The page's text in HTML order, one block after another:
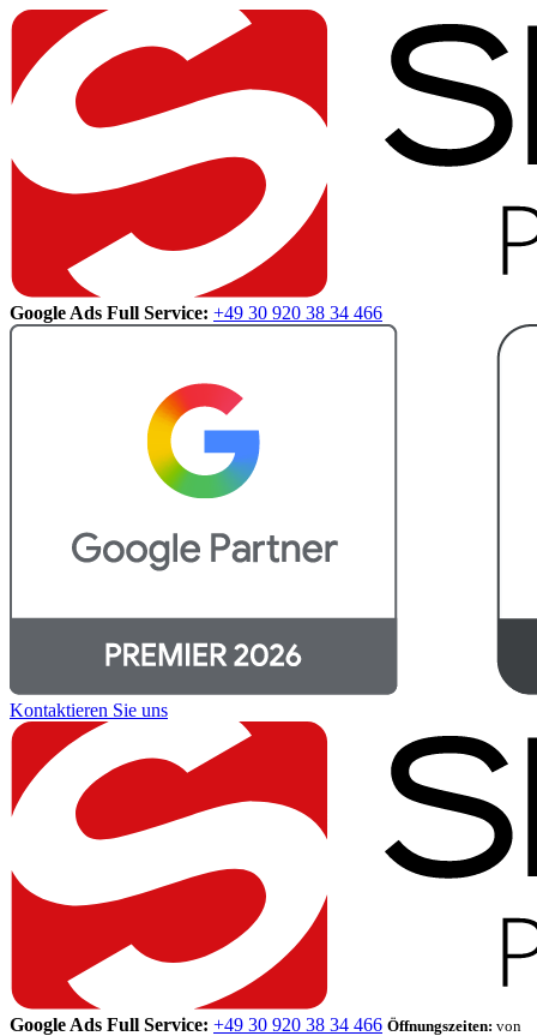
Google Ads Full Service: +49 30 920 38 34 466
Kontaktieren Sie uns
Google Ads Full Service: +49 30 920 38 34 466 Öffnungszeiten: von